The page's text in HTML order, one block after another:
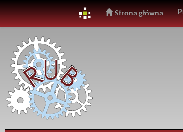
navigation
Strona główna